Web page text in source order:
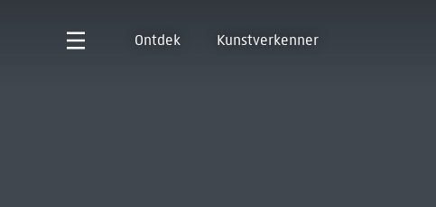
Ontdek Kunstverkenner